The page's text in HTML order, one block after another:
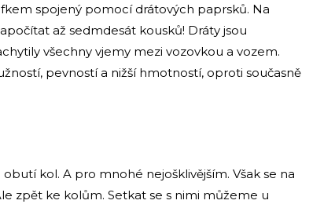
spojený pomocí drátových paprsků. Na
až sedmdesát kousků! Dráty jsou
všechny vjemy mezi vozovkou a vozem.
pevností a nižší hmotností, oproti současně
kol. A pro mnohé nejošklivějším. Však se na
zpět ke kolům. Setkat se s nimi můžeme u